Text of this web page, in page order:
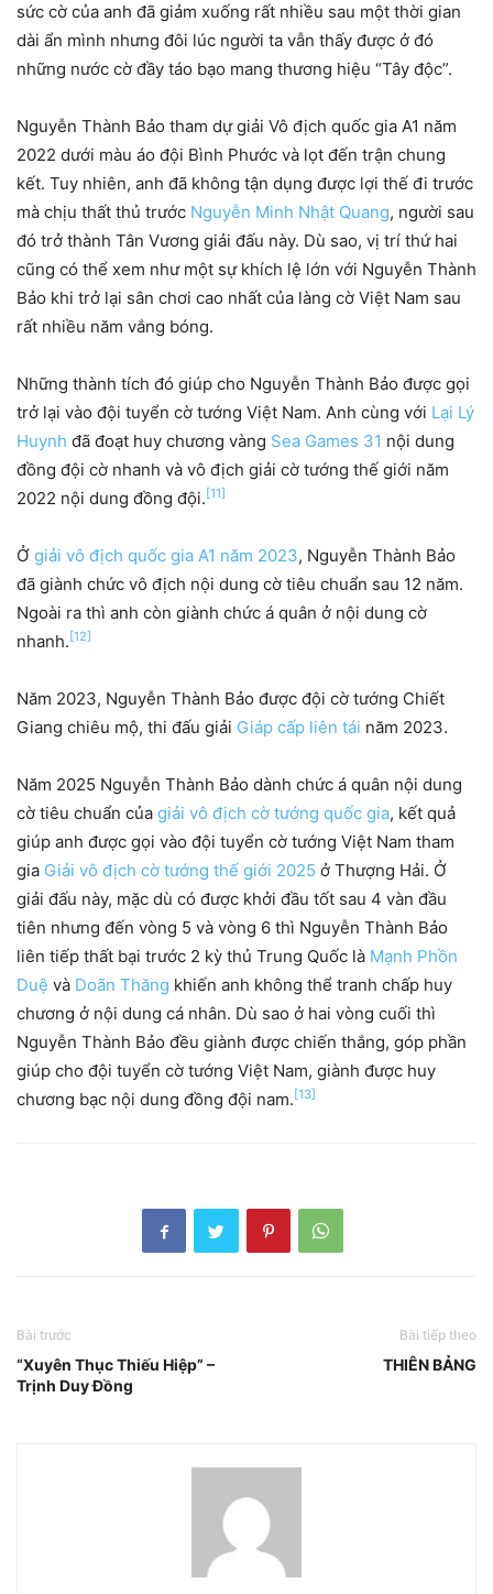
sức cờ của anh đã giảm xuống rất nhiều sau một thời gian
dài ẩn mình nhưng đôi lúc người ta vẫn thấy được ở đó
những nước cờ đầy táo bạo mang thương hiệu “Tây độc”.
Nguyễn Thành Bảo tham dự giải Vô địch quốc gia A1 năm
2022 dưới màu áo đội Bình Phước và lọt đến trận chung
kết. Tuy nhiên, anh đã không tận dụng được lợi thế đi trước
mà chịu thất thủ trước Nguyễn Minh Nhật Quang, người sau
đó trở thành Tân Vương giải đấu này. Dù sao, vị trí thứ hai
cũng có thể xem như một sự khích lệ lớn với Nguyễn Thành
Bảo khi trở lại sân chơi cao nhất của làng cờ Việt Nam sau
rất nhiều năm vắng bóng.
Những thành tích đó giúp cho Nguyễn Thành Bảo được gọi
trở lại vào đội tuyển cờ tướng Việt Nam. Anh cùng với Lại Lý
Huynh đã đoạt huy chương vàng Sea Games 31 nội dung
đồng đội cờ nhanh và vô địch giải cờ tướng thế giới năm
2022 nội dung đồng đội. [11]
Ở giải vô địch quốc gia A1 năm 2023, Nguyễn Thành Bảo
đã giành chức vô địch nội dung cờ tiêu chuẩn sau 12 năm.
Ngoài ra thì anh còn giành chức á quân ở nội dung cờ
nhanh. [12]
Năm 2023, Nguyễn Thành Bảo được đội cờ tướng Chiết
Giang chiêu mộ, thi đấu giải Giáp cấp liên tái năm 2023.
Năm 2025 Nguyễn Thành Bảo dành chức á quân nội dung
cờ tiêu chuẩn của giải vô địch cờ tướng quốc gia, kết quả
giúp anh được gọi vào đội tuyển cờ tướng Việt Nam tham
gia Giải vô địch cờ tướng thế giới 2025 ở Thượng Hải. Ở
giải đấu này, mặc dù có được khởi đầu tốt sau 4 vàn đầu
tiên nhưng đến vòng 5 và vòng 6 thì Nguyễn Thành Bảo
liên tiếp thất bại trước 2 kỳ thủ Trung Quốc là Mạnh Phồn
Duệ và Doãn Thăng khiến anh không thể tranh chấp huy
chương ở nội dung cá nhân. Dù sao ở hai vòng cuối thì
Nguyễn Thành Bảo đều giành được chiến thắng, góp phần
giúp cho đội tuyển cờ tướng Việt Nam, giành được huy
chương bạc nội dung đồng đội nam. [13]
Bài trước
“Xuyên Thục Thiếu Hiệp” –
Trịnh Duy Đồng
Bài tiếp theo
THIÊN BẢNG